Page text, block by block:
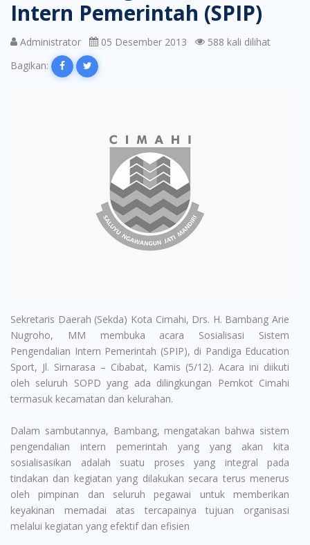
Intern Pemerintah (SPIP)
Administrator 05 Desember 2013
588 kali dilihat
Bagikan:
Sekretaris Daerah (Sekda) Kota Cimahi, Drs. H. Bambang Arie
Nugroho, MM membuka acara Sosialisasi Sistem
Pengendalian Intern Pemerintah (SPIP), di Pandiga Education
Sport, Jl. Sirnarasa – Cibabat, Kamis (5/12). Acara ini diikuti
oleh seluruh SOPD yang ada dilingkungan Pemkot Cimahi
termasuk kecamatan dan kelurahan.
Dalam sambutannya, Bambang, mengatakan bahwa sistem
pengendalian intern pemerintah yang yang akan kita
sosialisasikan adalah suatu proses yang integral pada
tindakan dan kegiatan yang dilakukan secara terus menerus
oleh pimpinan dan seluruh pegawai untuk memberikan
keyakinan memadai atas tercapainya tujuan organisasi
melalui kegiatan yang efektif dan efisien